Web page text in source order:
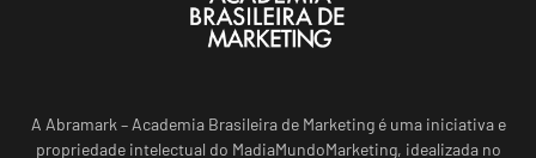
A Abramark – Academia Brasileira de Marketing é uma iniciativa e
propriedade intelectual do MadiaMundoMarketing, idealizada no